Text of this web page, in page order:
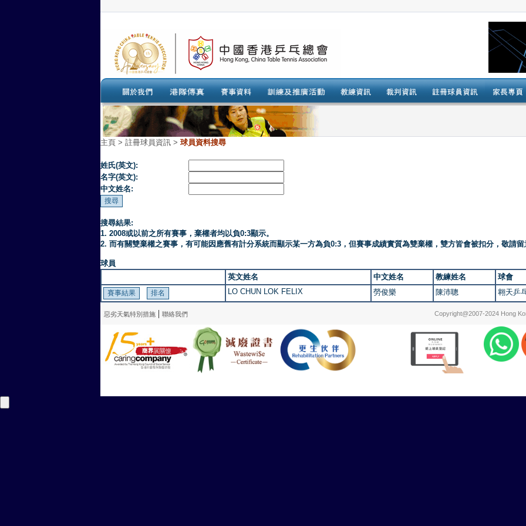
主頁 > 註冊球員資訊 > 球員資料搜尋
姓氏(英文):
名字(英文):
中文姓名:
搜尋結果:
1. 2008或以前之所有賽事，棄權者均以負0:3顯示。
2. 而有關雙棄權之賽事，有可能因應舊有計分系統而顯示某一方為負0:3，但賽事成績實質為雙棄權，雙方皆會被扣分，敬請留
球員
英文姓名
中文姓名 教練姓名
球會
LO CHUN LOK FELIX
勞俊樂 陳沛聰 翱天乒